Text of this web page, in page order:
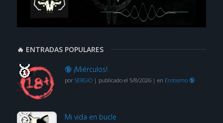
🔥 ENTRADAS POPULARES
🔞 ¡Miérculos!
por SERGIO| publicado el 5/8/2026| en Erotismo 🔞
Mi vida en bucle